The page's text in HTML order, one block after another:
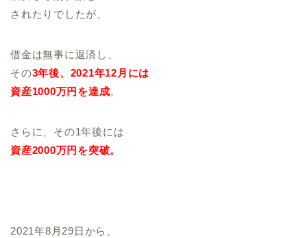
されたりでしたが、
借金は無事に返済し、
その3年後、2021年12月には
資産1000万円を達成。
さらに、その1年後には
資産2000万円を突破。
2021年8月29日から、